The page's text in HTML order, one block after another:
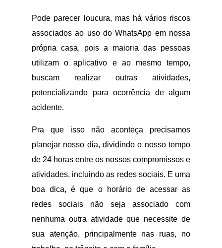
Pode parecer loucura, mas há vários riscos
associados ao uso do WhatsApp em nossa
própria casa, pois a maioria das pessoas
utilizam o aplicativo e ao mesmo tempo,
buscam realizar outras atividades,
potencializando para ocorrência de algum
acidente.
Pra que isso não aconteça precisamos
planejar nosso dia, dividindo o nosso tempo
de 24 horas entre os nossos compromissos e
atividades, incluindo as redes sociais. E uma
boa dica, é que o horário de acessar as
redes sociais não seja associado com
nenhuma outra atividade que necessite de
sua atenção, principalmente nas ruas, no